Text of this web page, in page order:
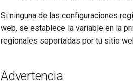
Si ninguna de las configuraciones
web, se establece la variable en la
regionales soportadas por tu sitio
Advertencia